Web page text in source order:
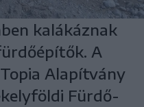
kalákáznak
A
Alapítvány
Fürdő-